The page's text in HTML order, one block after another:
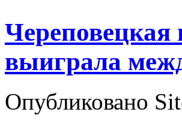
выиграла
Опубликовано